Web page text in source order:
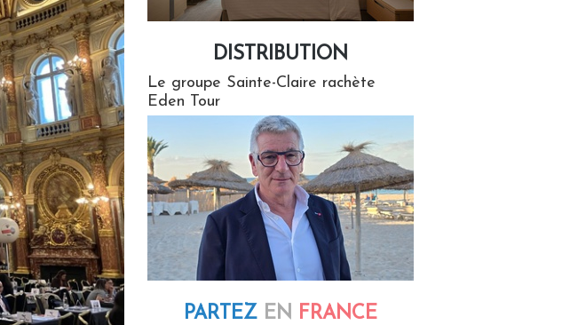
DISTRIBUTION
Le groupe Sainte-Claire rachète
Eden Tour
PARTEZ EN FRANCE